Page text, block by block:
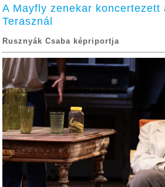
A Mayfly zenekar koncertezett
Terasznál
Rusznyák Csaba képriportja